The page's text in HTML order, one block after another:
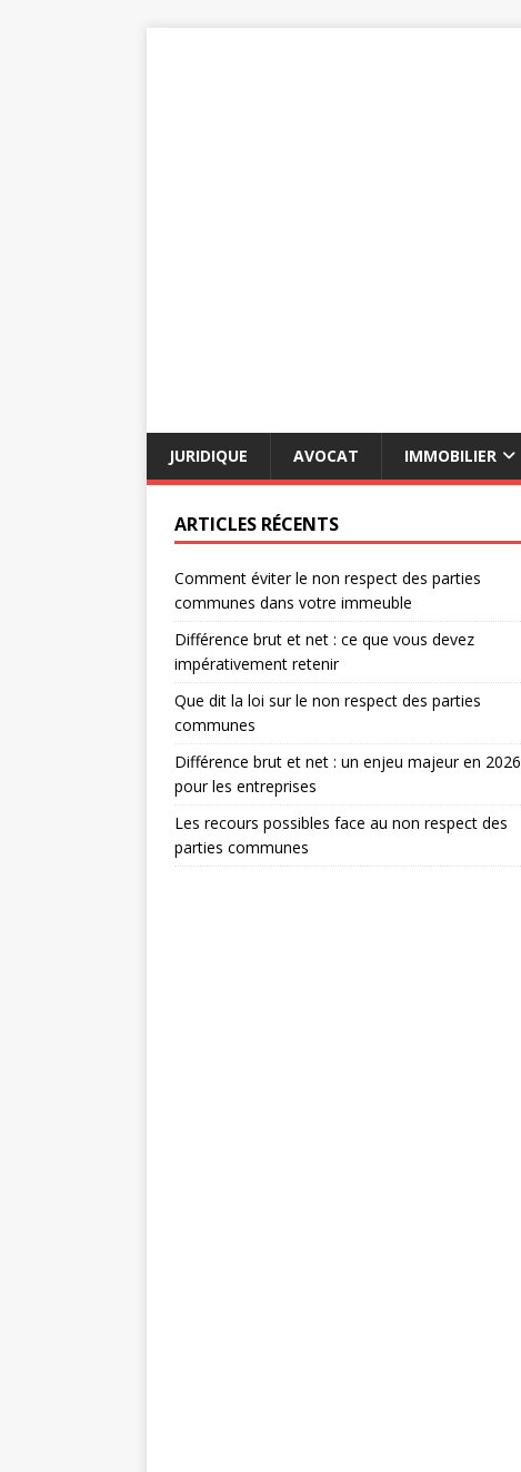
JURIDIQUE AVOCAT IMMOBILIER
ARTICLES RÉCENTS
Comment éviter le non respect des parties
communes dans votre immeuble
Différence brut et net : ce que vous devez
impérativement retenir
Que dit la loi sur le non respect des parties
communes
Différence brut et net : un enjeu majeur en 2026
pour les entreprises
Les recours possibles face au non respect des
parties communes